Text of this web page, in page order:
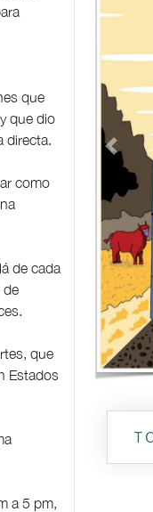
que
que dio
directa.
como
de cada
de
que
Estados
a 5 pm,